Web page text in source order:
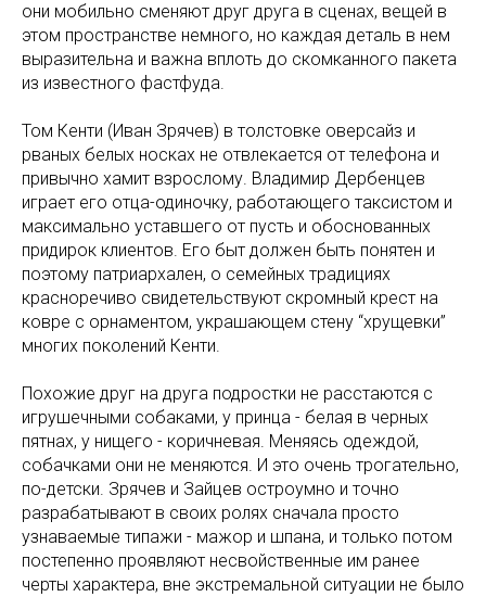
они мобильно сменяют друг друга в сценах, вещей в
этом пространстве немного, но каждая деталь в нем
выразительна и важна вплоть до скомканного пакета
из известного фастфуда.
Том Кенти (Иван Зрячев) в толстовке оверсайз и
рваных белых носках не отвлекается от телефона и
привычно хамит взрослому. Владимир Дербенцев
играет его отца-одиночку, работающего таксистом и
максимально уставшего от пусть и обоснованных
придирок клиентов. Его быт должен быть понятен и
поэтому патриархален, о семейных традициях
красноречиво свидетельствуют скромный крест на
ковре с орнаментом, украшающем стену “хрущевки”
многих поколений Кенти.
Похожие друг на друга подростки не расстаются с
игрушечными собаками, у принца - белая в черных
пятнах, у нищего - коричневая. Меняясь одеждой,
собачками они не меняются. И это очень трогательно,
по-детски. Зрячев и Зайцев остроумно и точно
разрабатывают в своих ролях сначала просто
узнаваемые типажи - мажор и шпана, и только потом
постепенно проявляют несвойственные им ранее
черты характера, вне экстремальной ситуации не было